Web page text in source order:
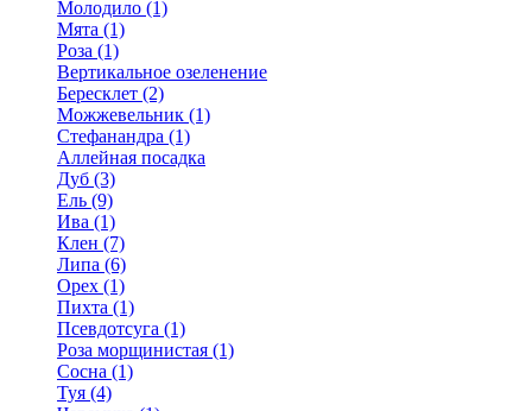
Молодило (1)
Мята (1)
Роза (1)
Вертикальное озеленение
Бересклет (2)
Можжевельник (1)
Стефанандра (1)
Аллейная посадка
Дуб (3)
Ель (9)
Ива (1)
Клен (7)
Липа (6)
Орех (1)
Пихта (1)
Псевдотсуга (1)
Роза морщинистая (1)
Сосна (1)
Туя (4)